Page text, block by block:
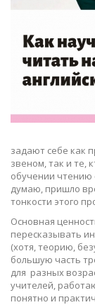
задают себе как
звеном, так и те,
обучении чтению
думаю, пришло
тонкости этого
Основная
пересказывать
(хотя, теорию,
большую часть
для разных
учителей,
понятно и